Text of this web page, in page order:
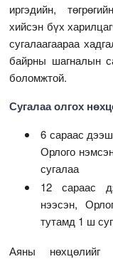
иргэдийн,
хийсэн бүх
сугалаагаараа
байрны шагналын
боломжтой.
Сугалаа олгох
6 сараас
Орлого
сугалаа
12 сараас
нээсэн,
тутамд 1 ш
Аяны нөхцөлийг